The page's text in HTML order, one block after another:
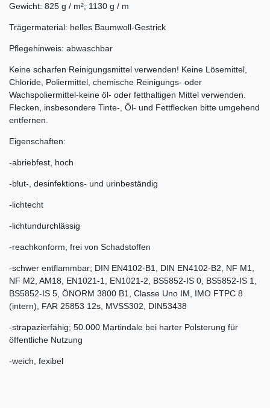
Gewicht: 825 g / m²; 1130 g / m
Trägermaterial: helles Baumwoll-Gestrick
Pflegehinweis: abwaschbar
Keine scharfen Reinigungsmittel verwenden! Keine Lösemittel,
Chloride, Poliermittel, chemische Reinigungs- oder
Wachspoliermittel-keine öl- oder fetthaltigen Mittel verwenden.
Flecken, insbesondere Tinte-, Öl- und Fettflecken bitte umgehend
entfernen.
Eigenschaften:
-abriebfest, hoch
-blut-, desinfektions- und urinbeständig
-lichtecht
-lichtundurchlässig
-reachkonform, frei von Schadstoffen
-schwer entflammbar; DIN EN4102-B1, DIN EN4102-B2, NF M1,
NF M2, AM18, EN1021-1, EN1021-2, BS5852-IS 0, BS5852-IS 1,
BS5852-IS 5, ÖNORM 3800 B1, Classe Uno IM, IMO FTPC 8
(intern), FAR 25853 12s, MVSS302, DIN53438
-strapazierfähig; 50.000 Martindale bei harter Polsterung für
öffentliche Nutzung
-weich, fexibel